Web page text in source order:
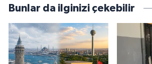
Bunlar da ilginizi çekebilir